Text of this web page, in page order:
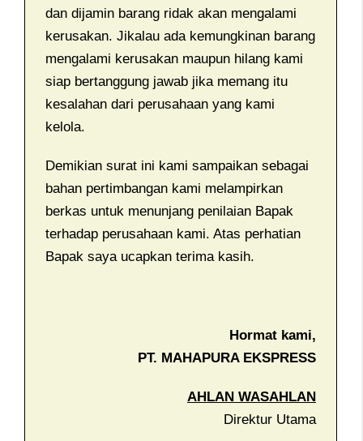
dan dijamin barang ridak akan mengalami
kerusakan. Jikalau ada kemungkinan barang
mengalami kerusakan maupun hilang kami
siap bertanggung jawab jika memang itu
kesalahan dari perusahaan yang kami
kelola.
Demikian surat ini kami sampaikan sebagai
bahan pertimbangan kami melampirkan
berkas untuk menunjang penilaian Bapak
terhadap perusahaan kami. Atas perhatian
Bapak saya ucapkan terima kasih.
Hormat kami,
PT. MAHAPURA EKSPRESS
AHLAN WASAHLAN
Direktur Utama